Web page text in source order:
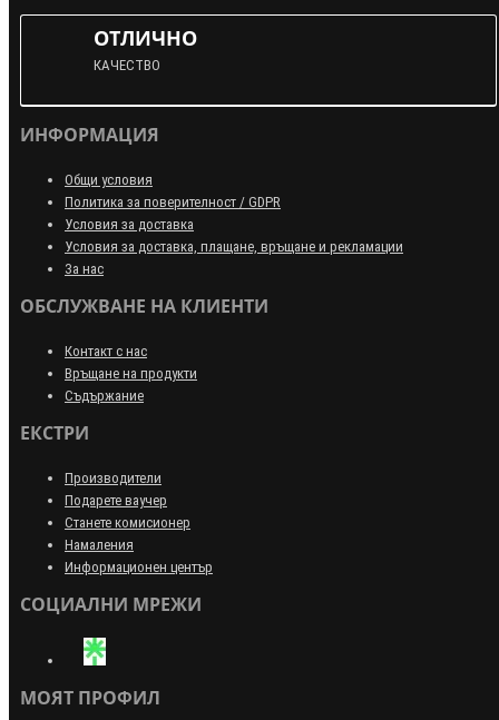
ОТЛИЧНО
КАЧЕСТВО
ИНФОРМАЦИЯ
Общи условия
Политика за поверителност / GDPR
Условия за доставка
Условия за доставка, плащане, връщане и рекламации
За нас
ОБСЛУЖВАНЕ НА КЛИЕНТИ
Контакт с нас
Връщане на продукти
Съдържание
ЕКСТРИ
Производители
Подарете ваучер
Станете комисионер
Намаления
Информационен център
СОЦИАЛНИ МРЕЖИ
МОЯТ ПРОФИЛ